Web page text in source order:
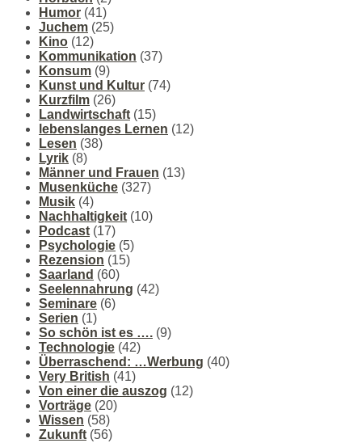
Humor (41)
Juchem (25)
Kino (12)
Kommunikation (37)
Konsum (9)
Kunst und Kultur (74)
Kurzfilm (26)
Landwirtschaft (15)
lebenslanges Lernen (12)
Lesen (38)
Lyrik (8)
Männer und Frauen (13)
Musenküche (327)
Musik (4)
Nachhaltigkeit (10)
Podcast (17)
Psychologie (5)
Rezension (15)
Saarland (60)
Seelennahrung (42)
Seminare (6)
Serien (1)
So schön ist es …. (9)
Technologie (42)
Überraschend: …Werbung (40)
Very British (41)
Von einer die auszog (12)
Vorträge (20)
Wissen (58)
Zukunft (56)